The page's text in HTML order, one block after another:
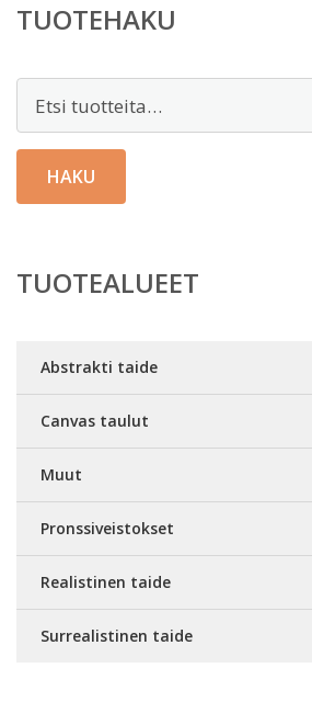
TUOTEHAKU
HAKU
TUOTEALUEET
Abstrakti taide
Canvas taulut
Muut
Pronssiveistokset
Realistinen taide
Surrealistinen taide